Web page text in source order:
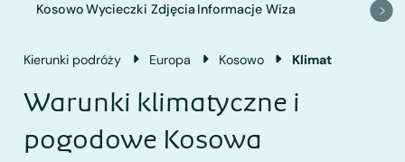
KosowoWycieczki Zdjęcia Informacje Wiza
Kierunki podróży Europa Kosowo Klimat
Warunki klimatyczne i
pogodowe Kosowa